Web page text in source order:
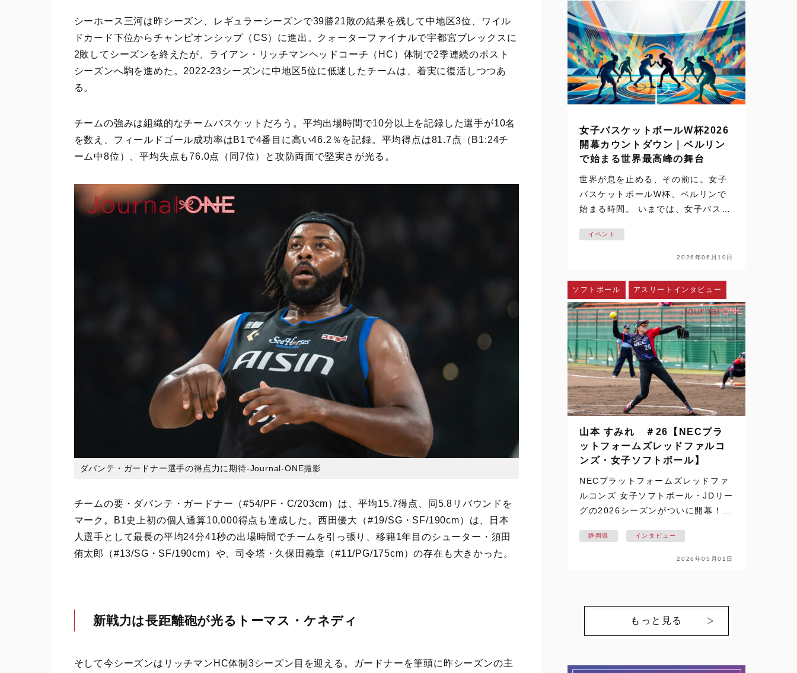
シーホース三河は昨シーズン、レギュラーシーズンで39勝21敗の結果を残して中地区3位、ワイル
ドカード下位からチャンピオンシップ（CS）に進出。クォーターファイナルで宇都宮ブレックスに
2敗してシーズンを終えたが、ライアン・リッチマンヘッドコーチ（HC）体制で2季連続のポスト
シーズンへ駒を進めた。2022-23シーズンに中地区5位に低迷したチームは、着実に復活しつつあ
る。
チームの強みは組織的なチームバスケットだろう。平均出場時間で10分以上を記録した選手が10名
を数え、フィールドゴール成功率はB1で4番目に高い46.2％を記録。平均得点は81.7点（B1:24チ
ーム中8位）、平均失点も76.0点（同7位）と攻防両面で堅実さが光る。
ダバンテ・ガードナー選手の得点力に期待-Journal-ONE撮影
チームの要・ダバンテ・ガードナー（#54/PF・C/203cm）は、平均15.7得点、同5.8リバウンドを
マーク。B1史上初の個人通算10,000得点も達成した。西田優大（#19/SG・SF/190cm）は、日本
人選手として最長の平均24分41秒の出場時間でチームを引っ張り、移籍1年目のシューター・須田
侑太郎（#13/SG・SF/190cm）や、司令塔・久保田義章（#11/PG/175cm）の存在も大きかった。
新戦力は長距離砲が光るトーマス・ケネディ
そして今シーズンはリッチマンHC体制3シーズン目を迎える。ガードナーを筆頭に昨シーズンの主
女子バスケットボールW杯2026
開幕カウントダウン｜ベルリン
で始まる世界最高峰の舞台
世界が息を止める、その前に。女子
バスケットボールW杯、ベルリンで
始まる時間。 いまでは、女子バスケ
配信、SNSを通じて日常の風景にな
った。ハイライトや切り取られた一
る。さらに、時差のある国か…
イベント
2026年06月10日
ソフトボール アスリートインタビュー
山本 すみれ ＃26【NECプラ
ットフォームズレッドファルコ
ンズ・女子ソフトボール】
NECプラットフォームズレッドファ
ルコンズ 女子ソフトボール・JDリー
グの2026シーズンがついに開幕！！
の日本一を目指す【NECプラットフ
ォームズレッドファルコンズ】の戦
静岡県 インタビュー
2026年05月01日
もっと見る